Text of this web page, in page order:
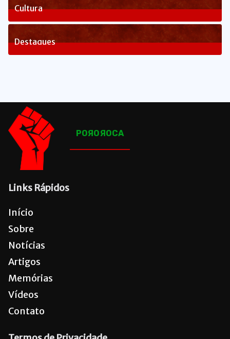
Cultura
82Posts
Destaques
POЯOЯOCA
Links Rápidos
Início
Sobre
Notícias
Artigos
Memórias
Vídeos
Contato